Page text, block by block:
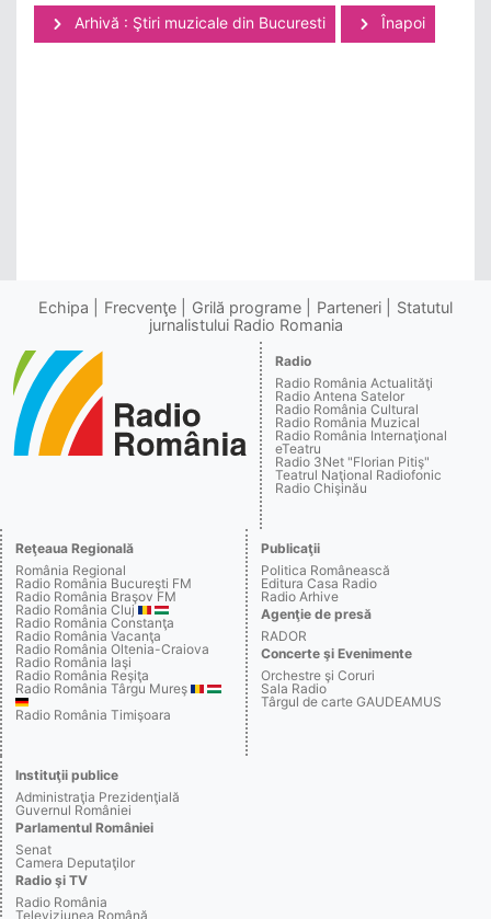
Arhivă : Ştiri muzicale din Bucuresti Înapoi
Echipa Frecvenţe Grilă programe Parteneri
Statutul
jurnalistului Radio Romania
Radio
Radio România Actualităţi
Radio Antena Satelor
Radio România Cultural
Radio România Muzical
Radio România Internaţional
eTeatru
Radio 3Net "Florian Pitiş"
Teatrul Naţional Radiofonic
Radio Chişinău
Reţeaua Regională
România Regional
Radio România Bucureşti FM
Radio România Braşov FM
Radio România Cluj
Radio România Constanţa
Radio România Vacanţa
Radio România Oltenia-Craiova
Radio România Iaşi
Radio România Reşiţa
Radio România Târgu Mureş
Radio România Timişoara
Publicaţii
Politica Românească
Editura Casa Radio
Radio Arhive
Agenţie de presă
RADOR
Concerte şi Evenimente
Orchestre şi Coruri
Sala Radio
Târgul de carte GAUDEAMUS
Instituţii publice
Administraţia Prezidenţială
Guvernul României
Parlamentul României
Senat
Camera Deputaţilor
Radio şi TV
Radio România
Televiziunea Română